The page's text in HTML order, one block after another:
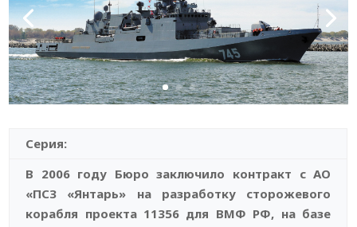
Серия:
В 2006 году Бюро заключило контракт с АО
«ПСЗ «Янтарь» на разработку сторожевого
корабля проекта 11356 для ВМФ РФ, на базе